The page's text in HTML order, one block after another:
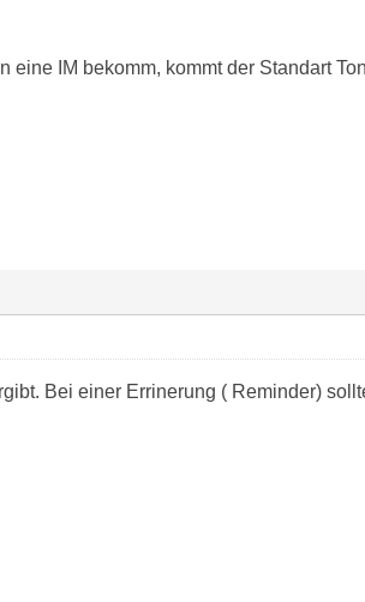
IM bekomm, kommt der Standart
Bei einer Errinerung ( Reminder)